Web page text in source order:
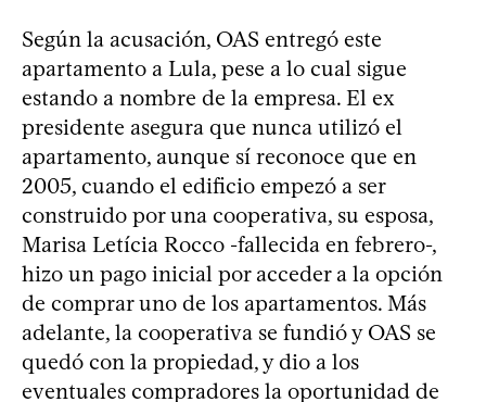
Según la acusación, OAS entregó este
apartamento a Lula, pese a lo cual sigue
estando a nombre de la empresa. El ex
presidente asegura que nunca utilizó el
apartamento, aunque sí reconoce que en
2005, cuando el edificio empezó a ser
construido por una cooperativa, su esposa,
Marisa Letícia Rocco -fallecida en febrero-,
hizo un pago inicial por acceder a la opción
de comprar uno de los apartamentos. Más
adelante, la cooperativa se fundió y OAS se
quedó con la propiedad, y dio a los
eventuales compradores la oportunidad de